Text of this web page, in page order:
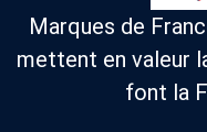
Marques de
mettent en valeur
font la